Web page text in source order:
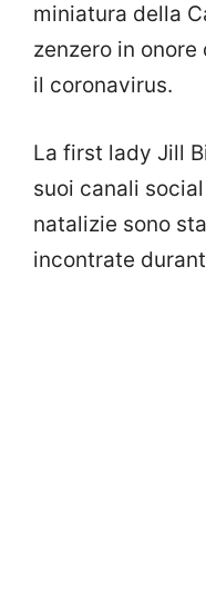
miniatura della
zenzero in
il coronavirus.
La first lady Jill
suoi canali
natalizie sono
incontrate